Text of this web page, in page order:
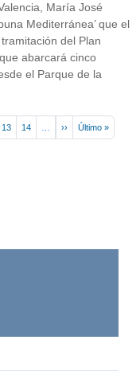
María José
Mediterránea’ que el
del Plan
abarcará cinco
el Parque de la
13 14 ››Next page
Último »Last